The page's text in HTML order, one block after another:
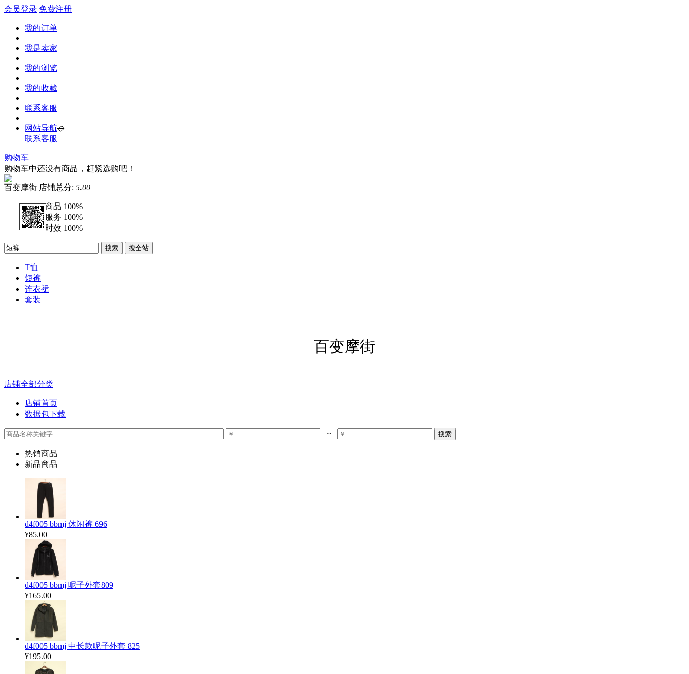
会员登录 免费注册
我的订单
我是卖家
我的浏览
我的收藏
联系客服
网站导航◇
联系客服
购物车
购物车中还没有商品，赶紧选购吧！
百变摩街 店铺总分: 5.00
商品 100%
服务 100%
时效 100%
搜索 搜全站
T恤
短裤
连衣裙
套装
百变摩街
店铺全部分类
店铺首页
数据包下载
~
热销商品
新品商品
d4f005 bbmj 休闲裤 696
¥85.00
d4f005 bbmj 呢子外套809
¥165.00
d4f005 bbmj 中长款呢子外套 825
¥195.00